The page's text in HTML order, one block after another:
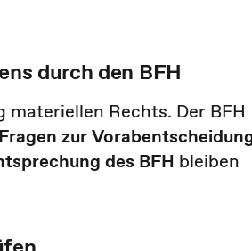
durch den BFH
materiellen Rechts. Der BFH
zur
des BFH bleiben